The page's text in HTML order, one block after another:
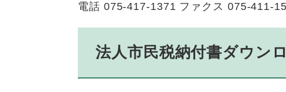
電話 075-417-1371 ファクス 075-411-
法人市民税納付書ダウン